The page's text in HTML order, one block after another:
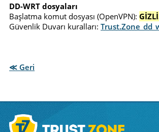
DD-WRT dosyaları
Başlatma komut dosyası (OpenVPN):
Güvenlik Duvarı kuralları:
≪ Geri